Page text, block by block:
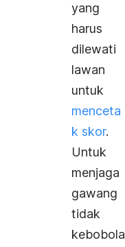
yang
harus
dilewati
lawan
untuk
menceta
k skor.
Untuk
menjaga
gawang
tidak
kebobola